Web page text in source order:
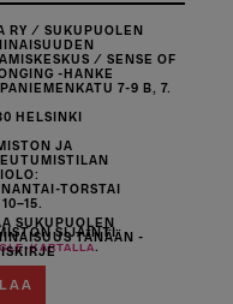
RY / SUKUPUOLEN
/ SENSE OF
-HANKE
7-9 B, 7.
HELSINKI
JA
TORSTAI
SIJAINTI
KARTALLA
SUKUPUOLEN
TÄNÄÄN -